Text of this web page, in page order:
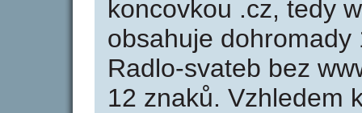
koncovkou .cz, tedy
obsahuje
Radlo-svateb bez
12 znaků. Vzhledem